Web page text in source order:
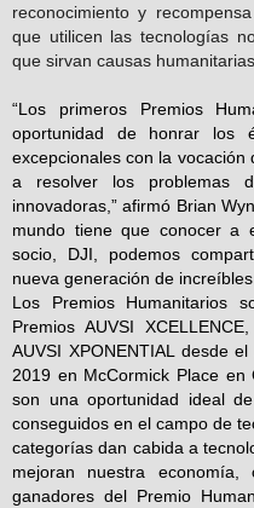
reconocimiento y
que utilicen las tecnologías
que sirvan causas
“Los primeros Premios
oportunidad de honrar los
excepcionales con la
a resolver los problemas
innovadoras,” afirmó Brian
mundo tiene que conocer a
socio, DJI, podemos
nueva generación de
Los Premios Humanitarios
Premios AUVSI
AUVSI XPONENTIAL desde
2019 en McCormick Place en
son una oportunidad ideal
conseguidos en el campo de
categorías dan cabida a
mejoran nuestra
ganadores del Premio